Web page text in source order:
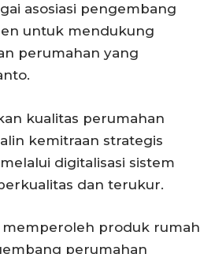
asosiasi pengembang
untuk mendukung
perumahan yang
kualitas perumahan
kemitraan strategis
digitalisasi sistem
dan terukur.
memperoleh produk rumah
perumahan